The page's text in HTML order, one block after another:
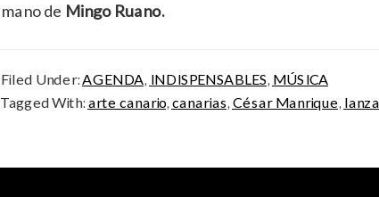
mano de Mingo Ruano.
Filed Under:AGENDA, INDISPENSABLES, MÚSICA
Tagged With: arte canario, canarias, César Manrique,